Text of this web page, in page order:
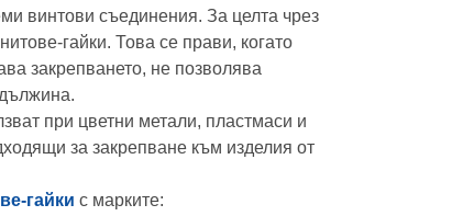
винтови съединения. За целта чрез
гайки. Това се прави, когато
закрепването, не позволява
при цветни метали, пластмаси и
за закрепване към изделия от
гайки с марките: